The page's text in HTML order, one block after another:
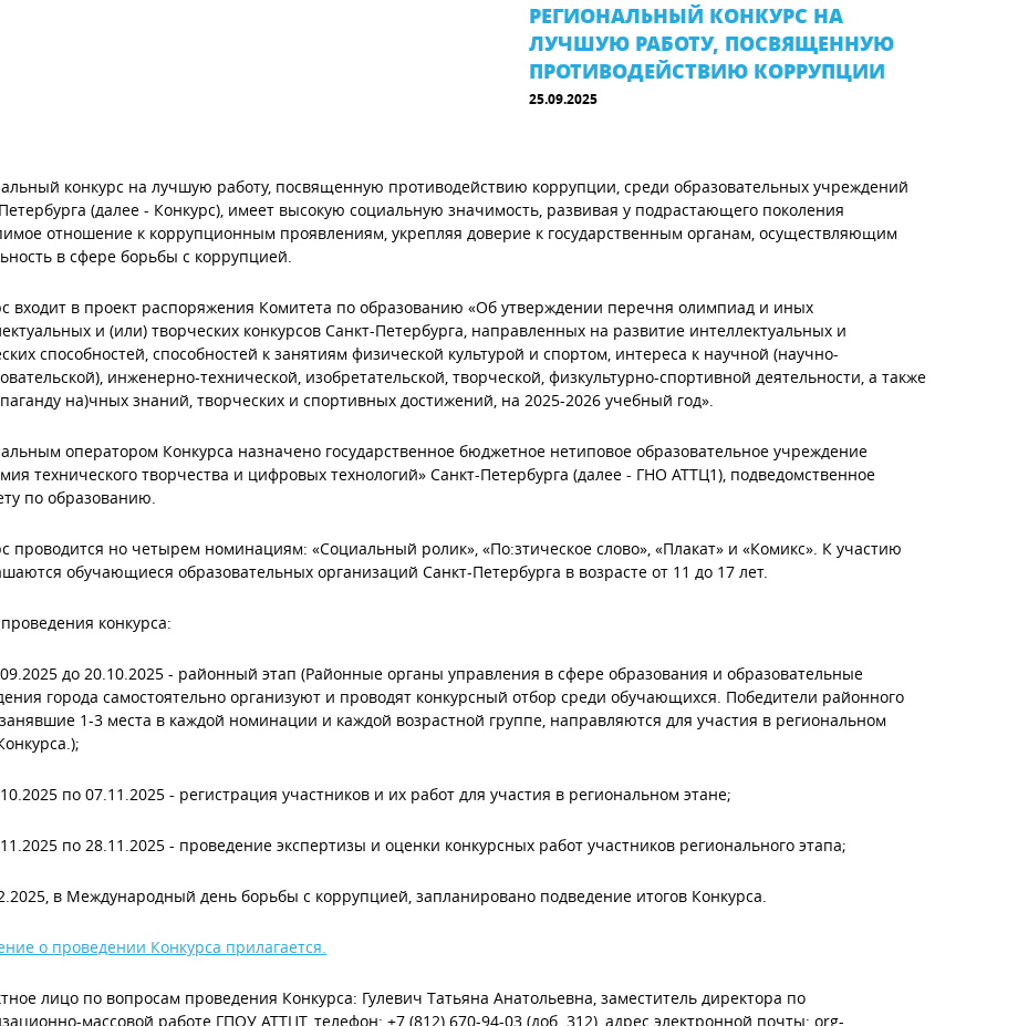
РЕГИОНАЛЬНЫЙ КОНКУРС НА
ЛУЧШУЮ РАБОТУ, ПОСВЯЩЕННУЮ
ПРОТИВОДЕЙСТВИЮ КОРРУПЦИИ
25.09.2025
конкурс на лучшую работу, посвященную противодействию коррупции, среди образовательных учреждений
(далее - Конкурс), имеет высокую социальную значимость, развивая у подрастающего поколения
отношение к коррупционным проявлениям, укрепляя доверие к государственным органам, осуществляющим
в сфере борьбы с коррупцией.
входит в проект распоряжения Комитета по образованию «Об утверждении перечня олимпиад и иных
и (или) творческих конкурсов Санкт-Петербурга, направленных на развитие интеллектуальных и
способностей, способностей к занятиям физической культурой и спортом, интереса к научной (научно-
инженерно-технической, изобретательской, творческой, физкультурно-спортивной деятельности, а также
на)чных знаний, творческих и спортивных достижений, на 2025-2026 учебный год».
оператором Конкурса назначено государственное бюджетное нетиповое образовательное учреждение
технического творчества и цифровых технологий» Санкт-Петербурга (далее - ГНО АТТЦ1), подведомственное
по образованию.
проводится но четырем номинациям: «Социальный ролик», «По:зтическое слово», «Плакат» и «Комикс». К участию
обучающиеся образовательных организаций Санкт-Петербурга в возрасте от 11 до 17 лет.
конкурса:
до 20.10.2025 - районный этап (Районные органы управления в сфере образования и образовательные
города самостоятельно организуют и проводят конкурсный отбор среди обучающихся. Победители районного
1-3 места в каждой номинации и каждой возрастной группе, направляются для участия в региональном
по 07.11.2025 - регистрация участников и их работ для участия в региональном этане;
по 28.11.2025 - проведение экспертизы и оценки конкурсных работ участников регионального этапа;
в Международный день борьбы с коррупцией, запланировано подведение итогов Конкурса.
о проведении Конкурса прилагается.
лицо по вопросам проведения Конкурса: Гулевич Татьяна Анатольевна, заместитель директора по
массовой работе ГПОУ АТТЦТ, телефон: +7 (812) 670-94-03 (доб. 312), адрес электронной почты: org-